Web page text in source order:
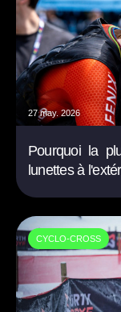
27 may. 2026
Pourquoi la
lunettes à
CYCLO-CROSS